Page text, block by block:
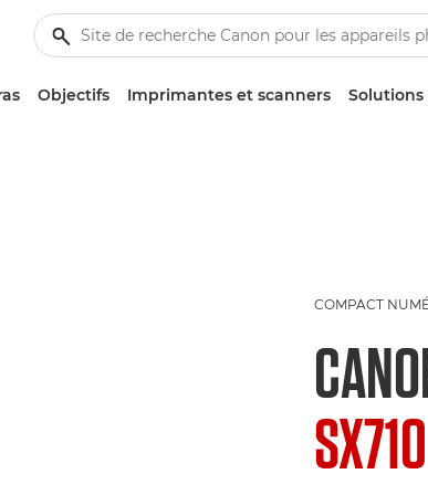
Objectifs Imprimantes et scanners Solutions
COMPACT